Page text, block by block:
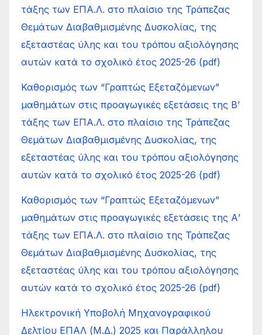
τάξης των ΕΠΑ.Λ. στο πλαίσιο της Τράπεζας
Θεμάτων Διαβαθμισμένης Δυσκολίας, της
εξεταστέας ύλης και του τρόπου αξιολόγησης
αυτών κατά το σχολικό έτος 2025-26 (pdf)
Καθορισμός των “Γραπτώς Εξεταζόμενων”
μαθημάτων στις προαγωγικές εξετάσεις της Β’
τάξης των ΕΠΑ.Λ. στο πλαίσιο της Τράπεζας
Θεμάτων Διαβαθμισμένης Δυσκολίας, της
εξεταστέας ύλης και του τρόπου αξιολόγησης
αυτών κατά το σχολικό έτος 2025-26 (pdf)
Καθορισμός των “Γραπτώς Εξεταζόμενων”
μαθημάτων στις προαγωγικές εξετάσεις της Α’
τάξης των ΕΠΑ.Λ. στο πλαίσιο της Τράπεζας
Θεμάτων Διαβαθμισμένης Δυσκολίας, της
εξεταστέας ύλης και του τρόπου αξιολόγησης
αυτών κατά το σχολικό έτος 2025-26 (pdf)
Ηλεκτρονική Υποβολή Μηχανογραφικού
Δελτίου ΕΠΑΛ (Μ.Δ.) 2025 και Παράλληλου